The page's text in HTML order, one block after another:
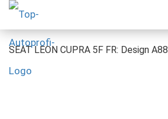
SEAT LEON CUPRA 5F FR: Design A88